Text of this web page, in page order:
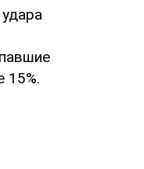
15%.